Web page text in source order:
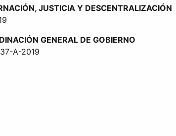
JUSTICIA Y DESCENTRALIZACIÓN
GENERAL DE GOBIERNO
A-2019